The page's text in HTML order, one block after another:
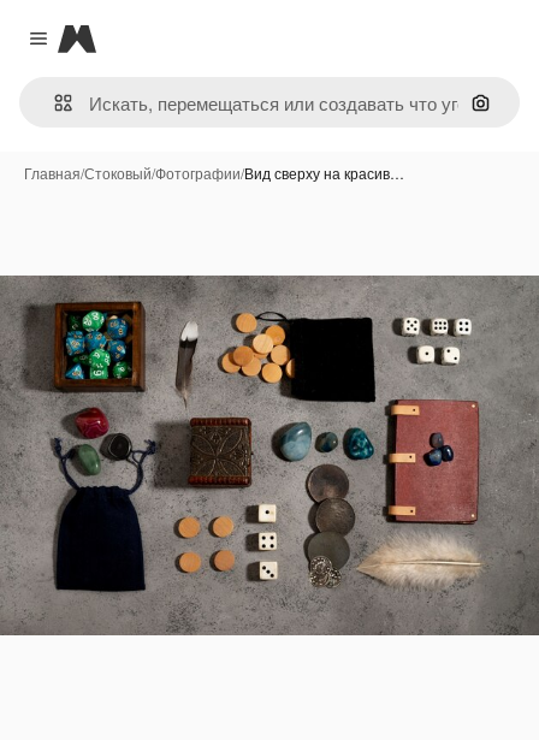
Close menu
Magnific
Поиск
Главная/Стоковый/Фотографии/Вид сверху на красив…